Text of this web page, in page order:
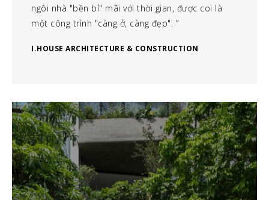
ngôi nhà "bền bỉ" mãi với thời gian, được coi là
một công trình "càng ở, càng đẹp".
I.HOUSE ARCHITECTURE & CONSTRUCTION